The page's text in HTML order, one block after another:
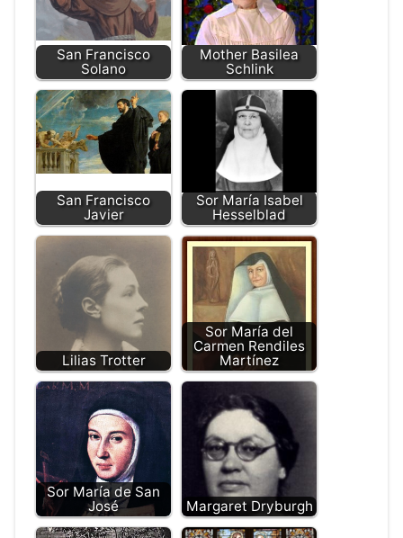
San Francisco
Solano
Mother Basilea
Schlink
San Francisco
Javier
Sor María Isabel
Hesselblad
Lilias Trotter
Sor María del
Carmen Rendiles
Martínez
Sor María de San
José
Margaret Dryburgh